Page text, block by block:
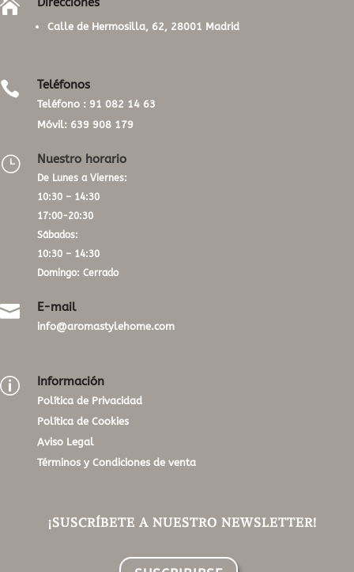

Calle de Hermosilla, 62, 28001 Madrid
 Teléfonos
Teléfono : 91 082 14 63
Móvil: 639 908 179
} Nuestro horario
De Lunes a Viernes:
10:30 – 14:30
17:00-20:30
Sábados:
10:30 – 14:30
Domingo: Cerrado
 E-mail
info@aromastylehome.com
p Información
Política de Privacidad
Política de Cookies
Aviso Legal
Términos y Condiciones de venta
¡SUSCRÍBETE A NUESTRO NEWSLETTER!